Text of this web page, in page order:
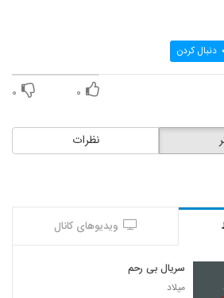
سریال ( امام احمد بن حنبل ) قسمت سیزدهم
۱۶۶ بازدید
سریال ( امام احمد بن حنبل ) قسمت شانزدهم
دنبال کردن
۰ ۰
نظرات
ویدیوهای کانال
سریال بی رحم
میلاد